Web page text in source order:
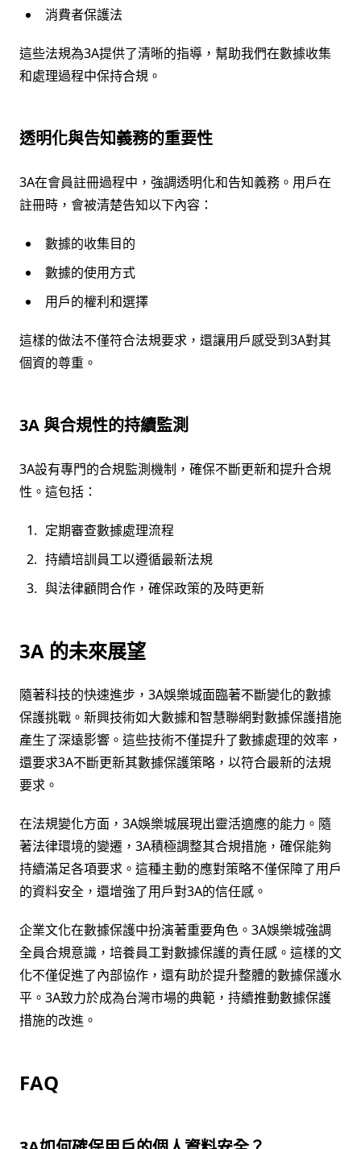
消費者保護法
這些法規為3A提供了清晰的指導，幫助我們在數據收集
和處理過程中保持合規。
透明化與告知義務的重要性
3A在會員註冊過程中，強調透明化和告知義務。用戶在
註冊時，會被清楚告知以下內容：
數據的收集目的
數據的使用方式
用戶的權利和選擇
這樣的做法不僅符合法規要求，還讓用戶感受到3A對其
個資的尊重。
3A 與合規性的持續監測
3A設有專門的合規監測機制，確保不斷更新和提升合規
性。這包括：
定期審查數據處理流程
持續培訓員工以遵循最新法規
與法律顧問合作，確保政策的及時更新
3A 的未來展望
隨著科技的快速進步，3A娛樂城面臨著不斷變化的數據
保護挑戰。新興技術如大數據和智慧聯網對數據保護措施
產生了深遠影響。這些技術不僅提升了數據處理的效率，
還要求3A不斷更新其數據保護策略，以符合最新的法規
要求。
在法規變化方面，3A娛樂城展現出靈活適應的能力。隨
著法律環境的變遷，3A積極調整其合規措施，確保能夠
持續滿足各項要求。這種主動的應對策略不僅保障了用戶
的資料安全，還增強了用戶對3A的信任感。
企業文化在數據保護中扮演著重要角色。3A娛樂城強調
全員合規意識，培養員工對數據保護的責任感。這樣的文
化不僅促進了內部協作，還有助於提升整體的數據保護水
平。3A致力於成為台灣市場的典範，持續推動數據保護
措施的改進。
FAQ